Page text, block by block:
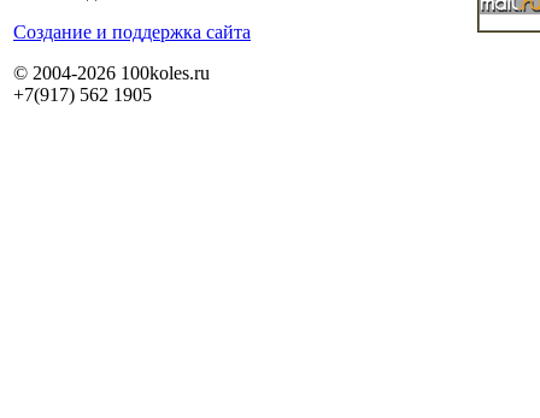
Cоздание и поддержка сайта
© 2004-2026 100koles.ru
+7(917) 562 1905